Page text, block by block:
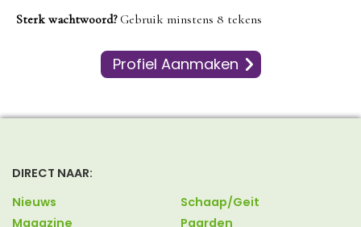
Herhaal
Sterk wachtwoord?Gebruik minstens 8 tekens
DIRECT NAAR:
Nieuws
Magazine
Schaap/Geit
Paarden